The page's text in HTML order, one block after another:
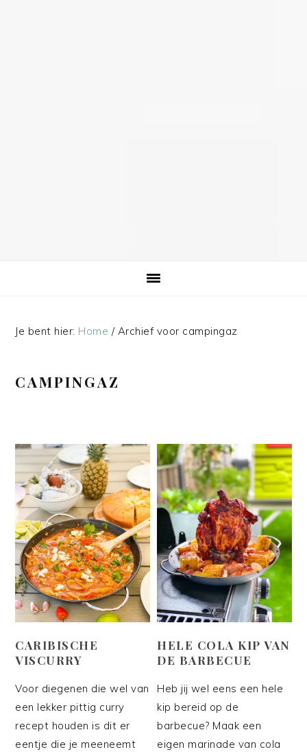
Je bent hier: Home /Archief voor campingaz
CAMPINGAZ
CARIBISCHE
VISCURRY
Voor diegenen die wel van
een lekker pittig curry
recept houden is dit er
eentje die je meeneemt
HELE COLA KIP VAN
DE BARBECUE
Heb jij wel eens een hele
kip bereid op de
barbecue? Maak een
eigen marinade van cola